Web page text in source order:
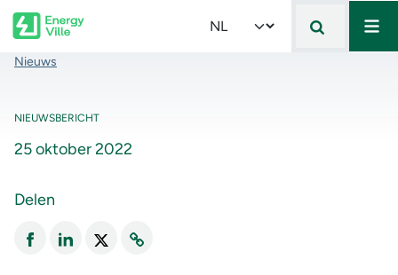
Skip to main content
Select your language
Kruimelpad
Nieuws
NIEUWSBERICHT
25 oktober 2022
Delen